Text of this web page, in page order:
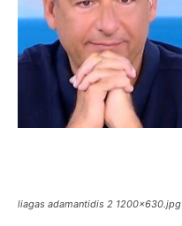
liagas adamantidis 2 1200×630.jpg